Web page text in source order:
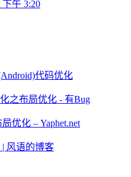
下午 3:20
代码优化
之布局优化 - 有Bug
优化 – Yaphet.net
| 风语的博客